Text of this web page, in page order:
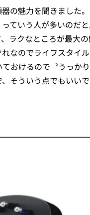
の魅力を聞きました
ていう人が多いのだ
ラクなところが最大
なのでライフスタイ
おけるので〝うっか
そういう点でもいい